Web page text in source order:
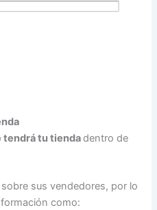
tendrá tu tiendadentro de
sus vendedores, por lo
como: